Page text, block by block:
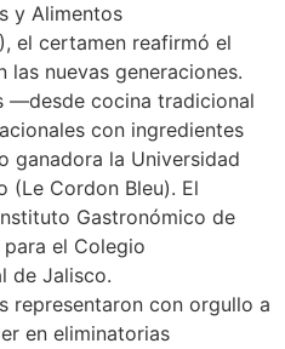
y Alimentos
el certamen reafirmó el
nuevas generaciones.
—desde cocina tradicional
con ingredientes
ganadora la Universidad
(Le Cordon Bleu). El
Gastronómico de
el Colegio
de Jalisco.
representaron con orgullo a
en eliminatorias